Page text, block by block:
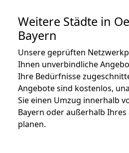
Weitere Städte in
Bayern
Unsere geprüften
Ihnen unverbindliche
Ihre Bedürfnisse
Angebote sind kostenlos,
Sie einen Umzug innerhalb
Bayern oder außerhalb
planen.